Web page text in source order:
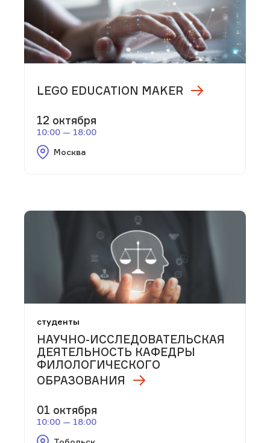
LEGO EDUCATION MAKER
12 октября
10:00 — 18:00
Москва
студенты
НАУЧНО-ИССЛЕДОВАТЕЛЬСКАЯ
ДЕЯТЕЛЬНОСТЬ КАФЕДРЫ
ФИЛОЛОГИЧЕСКОГО
ОБРАЗОВАНИЯ
01 октября
10:00 — 18:00